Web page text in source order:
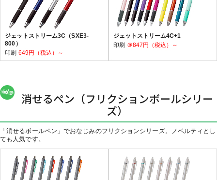
ジェットストリーム3C（SXE3-
800）
印刷 649円（税込）～
ジェットストリーム4C+1
印刷 ＠847円（税込）～
消せるペン（フリクションボールシリー
ズ）
「消せるボールペン」でおなじみのフリクションシリーズ。ノベルティとし
ても人気です。